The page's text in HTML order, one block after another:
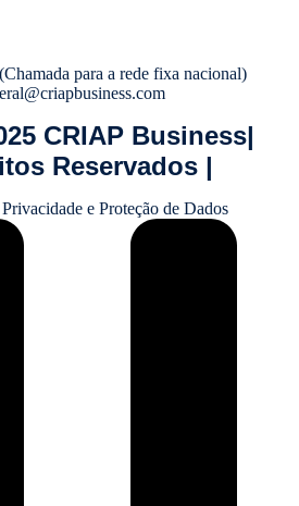
para a rede fixa nacional)
CRIAP Business|
Reservados |
e Proteção de Dados